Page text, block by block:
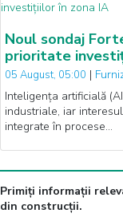
Noul sondaj
prioritate
05 August, 05:00 |
Inteligența artificială
industriale, iar
integrate în procese…
Primiți informații
din construcții.